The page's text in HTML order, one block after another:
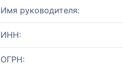
Имя руководителя:
ИНН:
ОГРН: